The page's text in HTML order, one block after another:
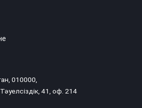
010000,
41, оф. 214